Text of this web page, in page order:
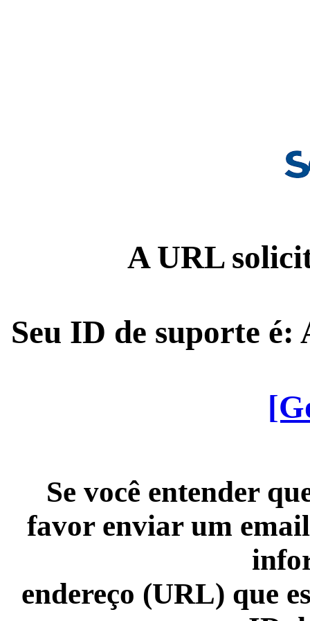
A URL
Seu ID de suporte é:
Se você entender
favor enviar um
endereço (URL) que